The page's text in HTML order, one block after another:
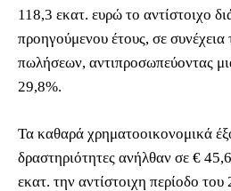
118,3 εκατ. ευρώ το αντίστοιχο
προηγούμενου έτους, σε
πωλήσεων, αντιπροσωπεύοντας
29,8%.
Τα καθαρά χρηματοοικονομικά
δραστηριότητες ανήλθαν σε €
εκατ. την αντίστοιχη περίοδο